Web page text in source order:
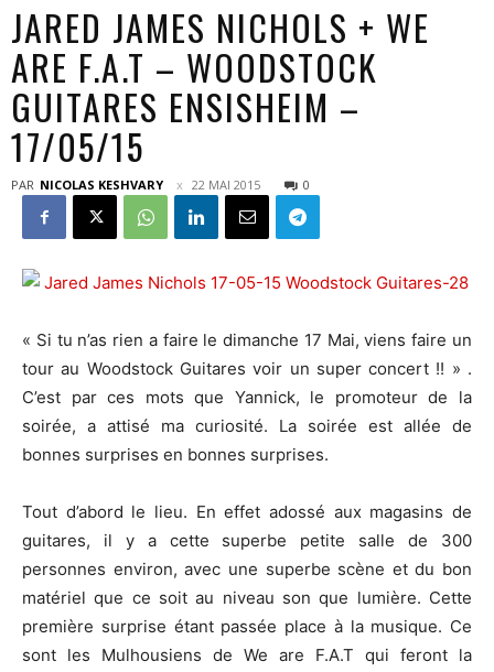
JARED JAMES NICHOLS + WE
ARE F.A.T – WOODSTOCK
GUITARES ENSISHEIM –
17/05/15
PAR NICOLAS KESHVARY 22 MAI 2015 0
« Si tu n’as rien a faire le dimanche 17 Mai, viens faire un
tour au Woodstock Guitares voir un super concert !! » .
C’est par ces mots que Yannick, le promoteur de la
soirée, a attisé ma curiosité. La soirée est allée de
bonnes surprises en bonnes surprises.
Tout d’abord le lieu. En effet adossé aux magasins de
guitares, il y a cette superbe petite salle de 300
personnes environ, avec une superbe scène et du bon
matériel que ce soit au niveau son que lumière. Cette
première surprise étant passée place à la musique. Ce
sont les Mulhousiens de We are F.A.T qui feront la